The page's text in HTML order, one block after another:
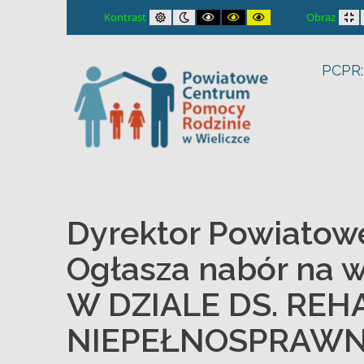
– Dyrektor Powiatowego Centrum Pomocy Rodzinie w
Kontrast Default contrast
Night contrast
Black and White contrast
Black and Yellow contrast
Yellow and Black
Obraz
PCPR:
Dyrektor
Ogłasza nabór na
W DZIALE DS.